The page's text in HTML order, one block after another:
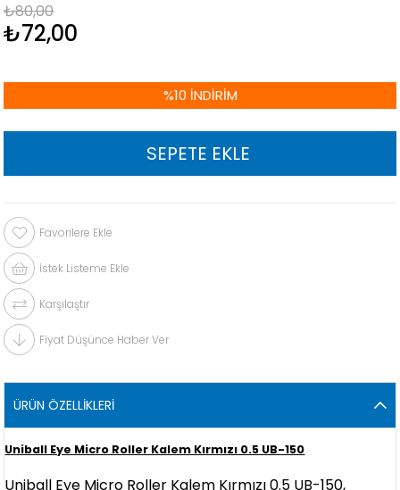
₺80,00
₺72,00
%10 İNDIRIM
Favorilere Ekle
İstek Listeme Ekle
Karşılaştır
Fiyat Düşünce Haber Ver
ÜRÜN ÖZELLIKLERI
Uniball Eye Micro Roller Kalem Kırmızı 0.5 UB-150
Uniball Eye Micro Roller Kalem Kırmızı 0.5 UB-150,